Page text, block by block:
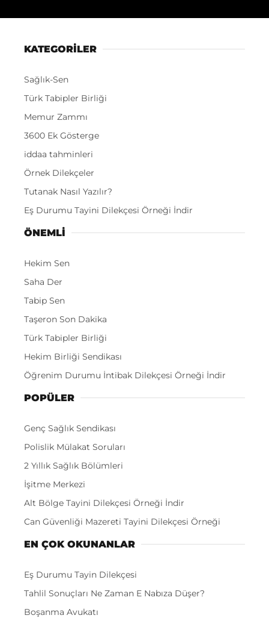
KATEGORİLER
Sağlık-Sen
Türk Tabipler Birliği
Memur Zammı
3600 Ek Gösterge
iddaa tahminleri
Örnek Dilekçeler
Tutanak Nasıl Yazılır?
Eş Durumu Tayini Dilekçesi Örneği İndir
ÖNEMLI
Hekim Sen
Saha Der
Tabip Sen
Taşeron Son Dakika
Türk Tabipler Birliği
Hekim Birliği Sendikası
Öğrenim Durumu İntibak Dilekçesi Örneği İndir
POPÜLER
Genç Sağlık Sendikası
Polislik Mülakat Soruları
2 Yıllık Sağlık Bölümleri
İşitme Merkezi
Alt Bölge Tayini Dilekçesi Örneği İndir
Can Güvenliği Mazereti Tayini Dilekçesi Örneği
EN ÇOK OKUNANLAR
Eş Durumu Tayin Dilekçesi
Tahlil Sonuçları Ne Zaman E Nabıza Düşer?
Boşanma Avukatı